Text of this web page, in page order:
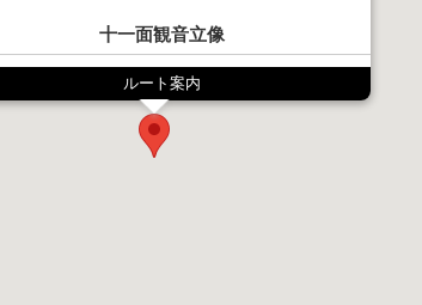
十一面観音立像
ルート案内